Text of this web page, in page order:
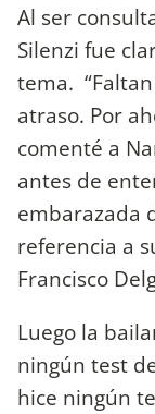
Al ser
Silenzi fue
tema.
atraso. Por
comenté a
antes de
embarazada
referencia a
Francisco
Luego la
ningún test
hice ningún